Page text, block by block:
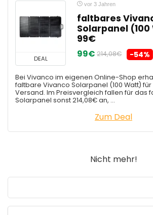
DEAL
vor 3 Jahren
faltbares
Solarpanel
99€
99€ 214,08€ -54%
Bei Vivanco im eigenen Online-Shop
faltbare Vivanco Solarpanel (100 Watt) für
Versand. Im Preisvergleich fallen für das
Solarpanel sonst 214,08€ an, ...
Zum Deal
Nicht mehr!